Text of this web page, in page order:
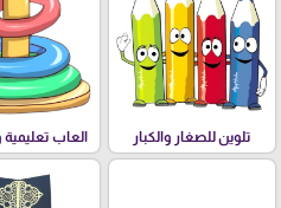
تلوين للصغار والكبار العاب